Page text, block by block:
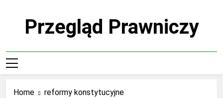
Przegląd Prawniczy
Home reformy konstytucyjne